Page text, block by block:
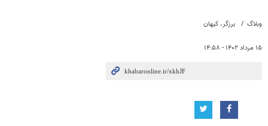
وبلاگ برزگر، کیهان
۱۵ مرداد ۱۴۰۲ - ۱۴:۵۸